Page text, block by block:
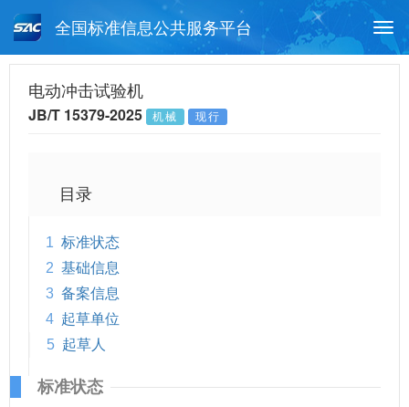
全国标准信息公共服务平台
月报查询 标准公告查询
电动冲击试验机
JB/T 15379-2025 机械 现行
目录
1 标准状态
2 基础信息
3 备案信息
4 起草单位
5 起草人
标准状态